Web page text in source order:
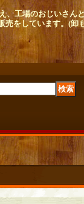
、工場のおじいさんと
売をしています。(卸